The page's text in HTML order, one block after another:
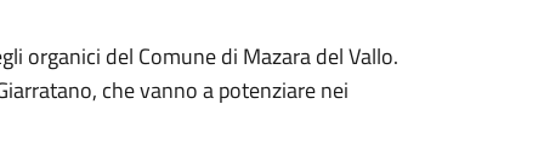
organici del Comune di Mazara del Vallo.
che vanno a potenziare nei